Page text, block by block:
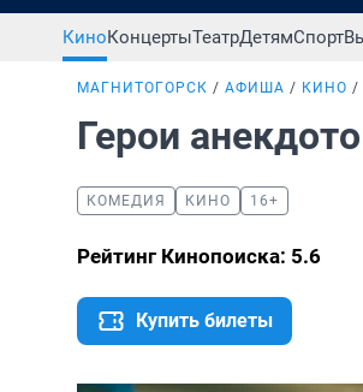
КиноКонцертыТеатрДетямСпорт
МАГНИТОГОРСК АФИША КИНО
Герои
КОМЕДИЯ КИНО 16+
Рейтинг Кинопоиска: 5.6
Купить билеты